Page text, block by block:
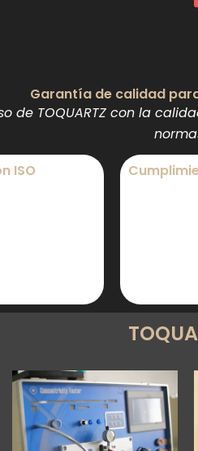
Garantía de calidad
de TOQUARTZ con la
ISO
los botes de
las normas
constante
Todos los
barcos
lo que